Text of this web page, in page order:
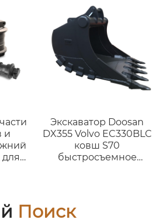
и
Экскаватор Doosan
DX355 Volvo EC330BLC
ковш S70
быстросъемное
Поиск